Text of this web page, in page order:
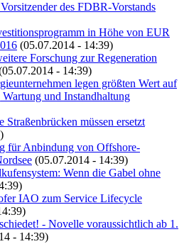
des FDBR-Vorstands
in Höhe von EUR
(05.07.2014 - 14:39)
Forschung zur Regeneration
- 14:39)
legen größten Wert auf
und Instandhaltung
müssen ersetzt
für Anbindung von Offshore-
(05.07.2014 - 14:39)
Wenn die Gabel ohne
IAO zum Service Lifecycle
- Novelle voraussichtlich ab 1.
- 14:39)